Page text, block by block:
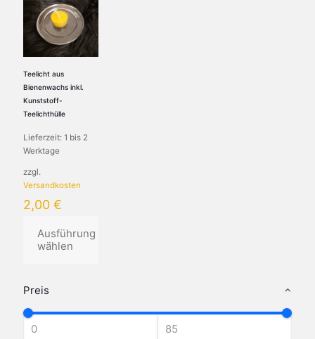
Preis
Teelicht aus
Bienenwachs inkl.
Kunststoff-
Teelichthülle
Lieferzeit: 1 bis 2
Werktage
zzgl.
Versandkosten
2,00 €
Ausführung
wählen
Produkt
mehrere
Varianten